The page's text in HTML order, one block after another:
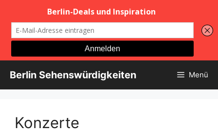
Inhalt
springen
Berlin Sehenswürdigkeiten Menü
Konzerte